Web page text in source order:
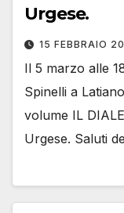
Urgese.
15 FEBBRAIO
Il 5 marzo alle
Spinelli a
volume IL
Urgese. Saluti